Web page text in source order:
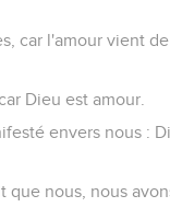
car l'amour vient
Dieu est amour.
envers nous :
que nous, nous